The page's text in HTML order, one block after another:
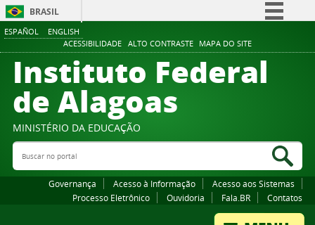
ESPAÑOL ENGLISH
ACESSIBILIDADE ALTO CONTRASTE MAPA DO SITE
BRASIL
Comunica BR
Participe
Canais
Instituto Federal
de Alagoas
MINISTÉRIO DA EDUCAÇÃO
Buscar no portal
Governança Acesso à Informação
Acesso aos Sistemas
Processo Eletrônico
Ouvidoria Fala.BR Contatos